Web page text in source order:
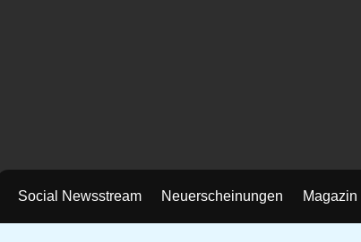
Social Newsstream Neuerscheinungen Magazin